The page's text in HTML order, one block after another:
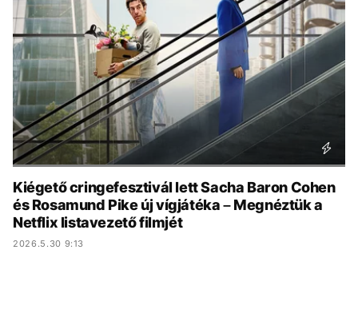
KÖZÉLET UTAZÁS
ÉLETMÓD DESIGN
BESZÉLGETÉSEK ARCOK
VIDEÓ TÖRTÉNETEK
GASZTRO
Kiégető cringefesztivál lett Sacha Baron Cohen
és Rosamund Pike új vígjátéka – Megnéztük a
Netflix listavezető filmjét
2026.5.30 9:13